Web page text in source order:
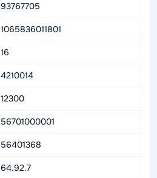
93767705
1065836011801
16
4210014
12300
56701000001
56401368
64.92.7